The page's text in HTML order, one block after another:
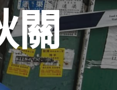
關